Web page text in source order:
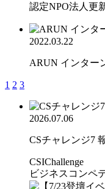
認定NPO法人更
2022.03.22
ARUN インター
1 2 3
2026.07.06
CSチャレンジ7
CSIChallenge
ビジネスコンペ